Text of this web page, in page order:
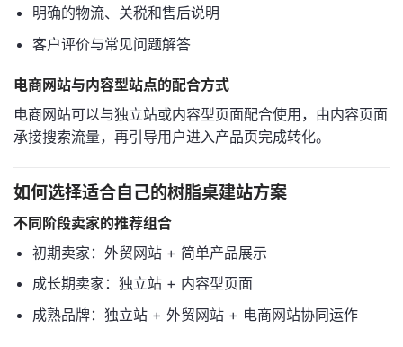
明确的物流、关税和售后说明
客户评价与常见问题解答
电商网站与内容型站点的配合方式
电商网站可以与独立站或内容型页面配合使用，由内容页面
承接搜索流量，再引导用户进入产品页完成转化。
如何选择适合自己的树脂桌建站方案
不同阶段卖家的推荐组合
初期卖家：外贸网站 + 简单产品展示
成长期卖家：独立站 + 内容型页面
成熟品牌：独立站 + 外贸网站 + 电商网站协同运作